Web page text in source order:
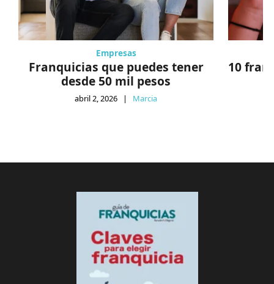
Empresas
Franquicias que puedes tener
desde 50 mil pesos
abril 2, 2026 | Marcia
10